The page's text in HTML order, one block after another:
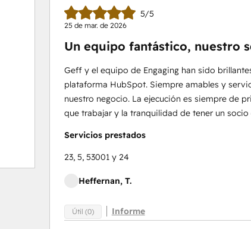
5/5
25 de mar. de 2026
Un equipo fantástico, nuestro
Geff y el equipo de Engaging han sido
plataforma HubSpot. Siempre amables y
nuestro negocio. La ejecución es siempre de
que trabajar y la tranquilidad de tener un
Servicios prestados
23, 5, 53001 y 24
Heffernan, T.
Útil (0) Informe